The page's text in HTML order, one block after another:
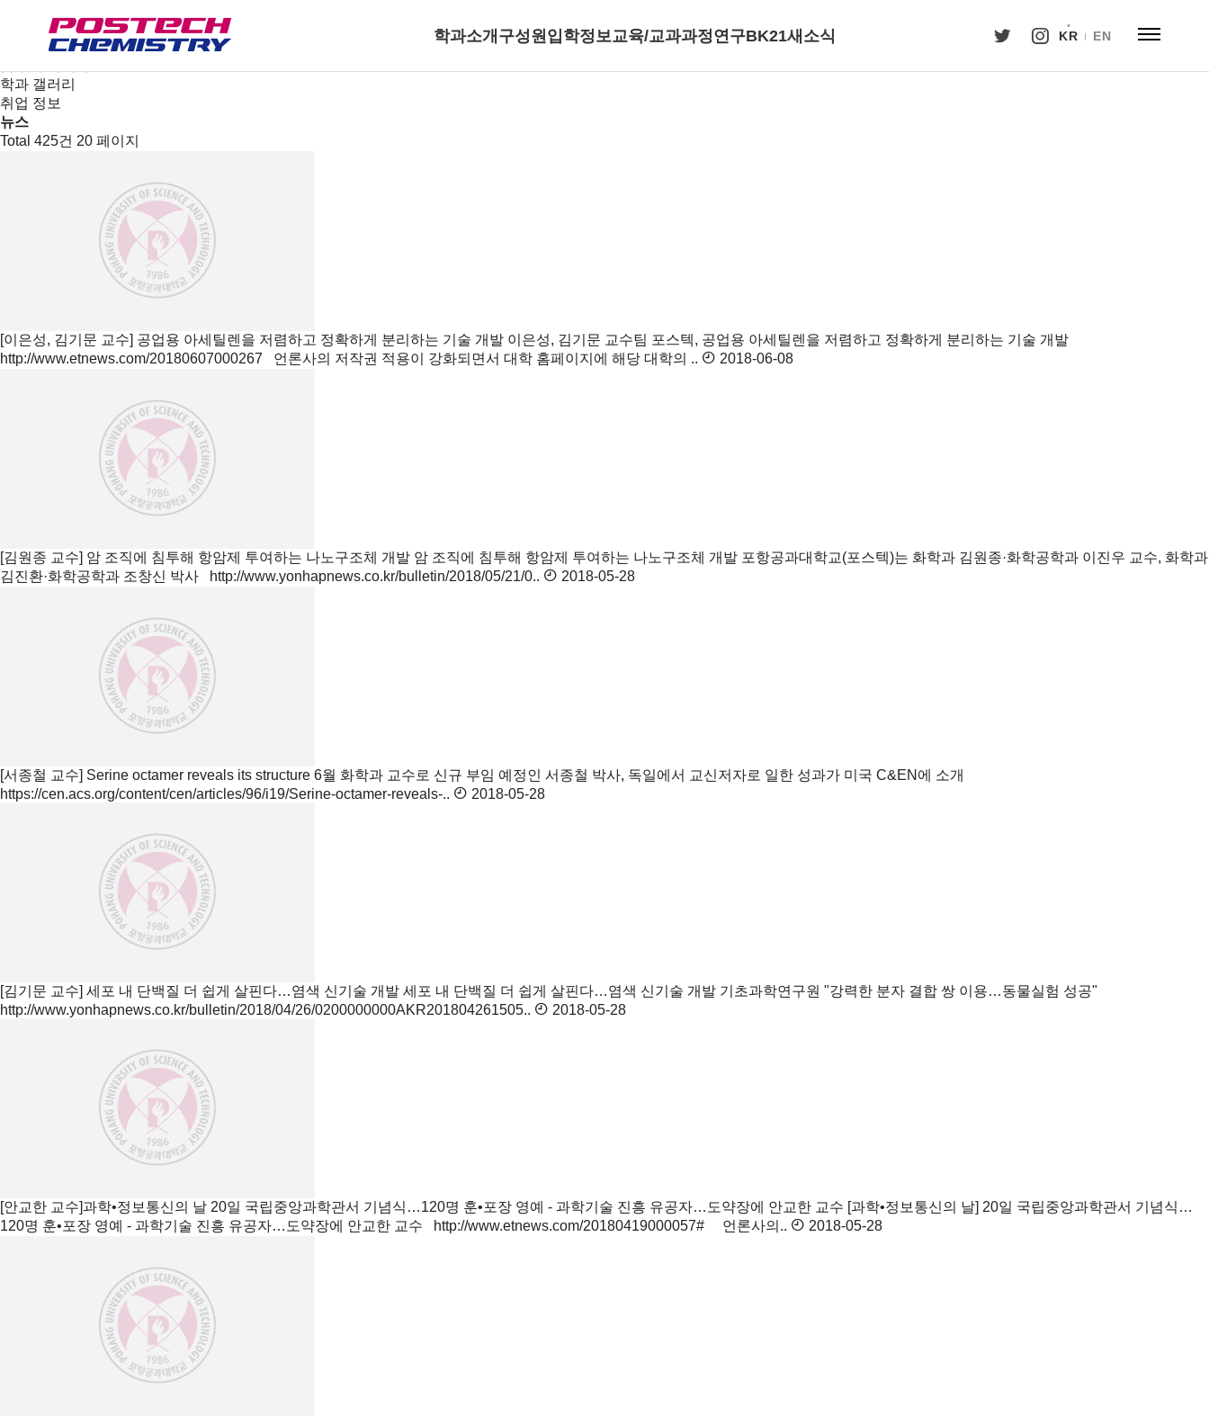
학과소개 구성원입학정보교육/교과과정연구BK21새소식 KR EN
공지사항
학과 갤러리
취업 정보
뉴스
Total 425건 20 페이지
[이은성, 김기문 교수] 공업용 아세틸렌을 저렴하고 정확하게 분리하는 기술 개발 이은성, 김기문 교수팀 포스텍, 공업용 아세틸렌을 저렴하고 정확하게 분리하는 기술 개발
http://www.etnews.com/20180607000267 언론사의 저작권 적용이 강화되면서 대학 홈페이지에 해당 대학의 ..
2018-06-08
[김원종 교수] 암 조직에 침투해 항암제 투여하는 나노구조체 개발 암 조직에 침투해 항암제 투여하는 나노구조체 개발 포항공과대학교(포스텍)는 화학과 김원종·화학공학과 이진우 교수, 화학과
김진환·화학공학과 조창신 박사 http://www.yonhapnews.co.kr/bulletin/2018/05/21/0..
2018-05-28
[서종철 교수] Serine octamer reveals its structure 6월 화학과 교수로 신규 부임 예정인 서종철 박사, 독일에서 교신저자로 일한 성과가 미국 C&EN에 소개
https://cen.acs.org/content/cen/articles/96/i19/Serine-octamer-reveals-..
2018-05-28
[김기문 교수] 세포 내 단백질 더 쉽게 살핀다…염색 신기술 개발 세포 내 단백질 더 쉽게 살핀다…염색 신기술 개발 기초과학연구원 "강력한 분자 결합 쌍 이용…동물실험 성공"
http://www.yonhapnews.co.kr/bulletin/2018/04/26/0200000000AKR201804261505..
2018-05-28
[안교한 교수]과학•정보통신의 날 20일 국립중앙과학관서 기념식…120명 훈•포장 영예 - 과학기술 진흥 유공자…도약장에 안교한 교수 [과학•정보통신의 날] 20일 국립중앙과학관서 기념식…
120명 훈•포장 영예 - 과학기술 진흥 유공자…도약장에 안교한 교수 http://www.etnews.com/20180419000057# 언론사의..
2018-05-28